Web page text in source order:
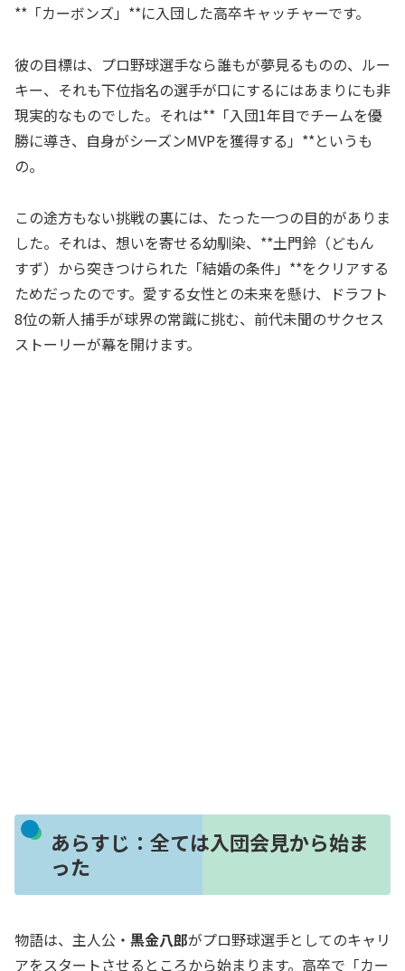
**「カーボンズ」**に入団した高卒キャッチャーです。
彼の目標は、プロ野球選手なら誰もが夢見るものの、ルー
キー、それも下位指名の選手が口にするにはあまりにも非
現実的なものでした。それは**「入団1年目でチームを優
勝に導き、自身がシーズンMVPを獲得する」**というも
の。
この途方もない挑戦の裏には、たった一つの目的がありま
した。それは、想いを寄せる幼馴染、**土門鈴（どもん
すず）から突きつけられた「結婚の条件」**をクリアする
ためだったのです。愛する女性との未来を懸け、ドラフト
8位の新人捕手が球界の常識に挑む、前代未聞のサクセス
ストーリーが幕を開けます。
あらすじ：全ては入団会見から始ま
った
物語は、主人公・ 黒金八郎がプロ野球選手としてのキャリ
アをスタートさせるところから始まります。高卒で「カー